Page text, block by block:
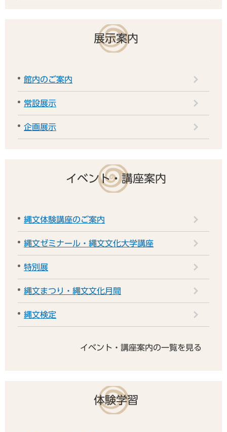
展示案内
館内のご案内
常設展示
企画展示
イベント・講座案内
縄文体験講座のご案内
縄文ゼミナール・縄文文化大学講座
特別展
縄文まつり・縄文文化月間
縄文検定
イベント・講座案内の一覧を見る
体験学習